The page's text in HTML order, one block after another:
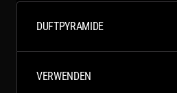
DUFTPYRAMIDE
VERWENDEN